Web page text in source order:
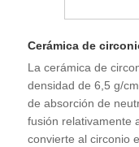
Cerámica de
La cerámica de
densidad de 6,5 g/
de absorción de
fusión relativamente
convierte al circonio